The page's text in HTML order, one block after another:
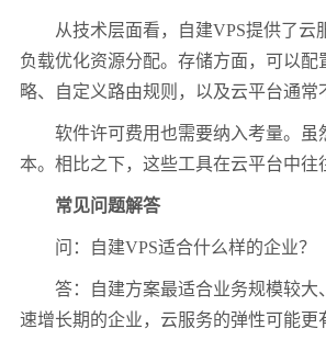
从技术层面看，自建VPS提供了云
负载优化资源分配。存储方面，可以配
略、自定义路由规则，以及云平台通常
软件许可费用也需要纳入考量。虽
本。相比之下，这些工具在云平台中往
常见问题解答
问：自建VPS适合什么样的企业？
答：自建方案最适合业务规模较
速增长期的企业，云服务的弹性可能更